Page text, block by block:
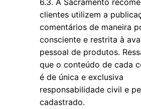
6.3. A Sacramento
clientes utilizem a
comentários de maneira
consciente e restrita à
pessoal de produtos.
que o conteúdo de cada
é de única e exclusiva
responsabilidade civil e
cadastrado.